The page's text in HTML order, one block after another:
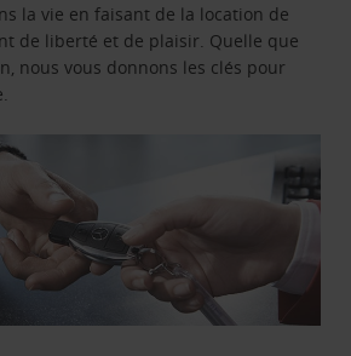
la vie en faisant de la location de
de liberté et de plaisir. Quelle que
nous vous donnons les clés pour